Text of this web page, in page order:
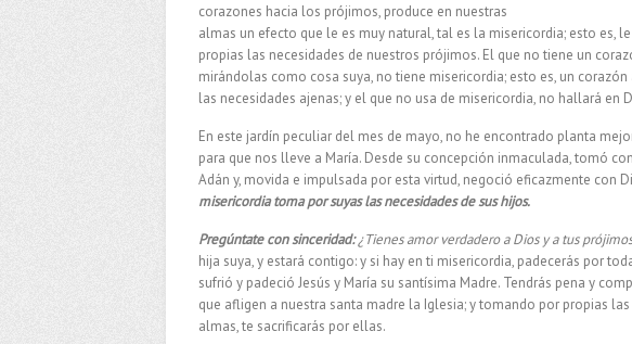
corazones hacia los prójimos, produce en nuestras
almas un efecto que le es muy natural, tal es la misericordia; esto es,
propias las necesidades de nuestros prójimos. El que no tiene un
mirándolas como cosa suya, no tiene misericordia; esto es, un
las necesidades ajenas; y el que no usa de misericordia, no hallará en
En este jardín peculiar del mes de mayo, no he encontrado planta
para que nos lleve a María. Desde su concepción inmaculada, tomó
Adán y, movida e impulsada por esta virtud, negoció eficazmente con
misericordia toma por suyas las necesidades de sus hijos.
Pregúntate con sinceridad: ¿Tienes amor verdadero a Dios y a tus
hija suya, y estará contigo: y si hay en ti misericordia, padecerás por
sufrió y padeció Jesús y María su santísima Madre. Tendrás pena y
que afligen a nuestra santa madre la Iglesia; y tomando por propias
almas, te sacrificarás por ellas.